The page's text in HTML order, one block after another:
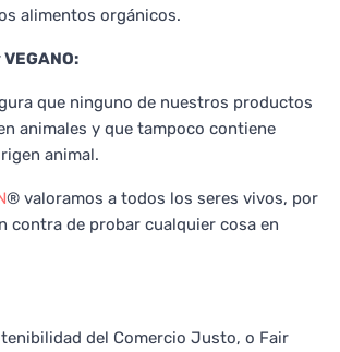
alimentos orgánicos.
VEGANO:
que ninguno de nuestros productos
animales y que tampoco contiene
animal.
® valoramos a todos los seres vivos, por
contra de probar cualquier cosa en
del Comercio Justo, o Fair